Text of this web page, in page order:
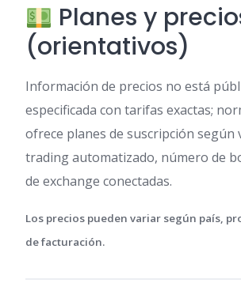
Planes y
(orientativos)
Información de precios no está
especificada con tarifas exactas;
ofrece planes de suscripción según
trading automatizado, número de
de exchange conectadas.
Los precios pueden variar según país,
de facturación.